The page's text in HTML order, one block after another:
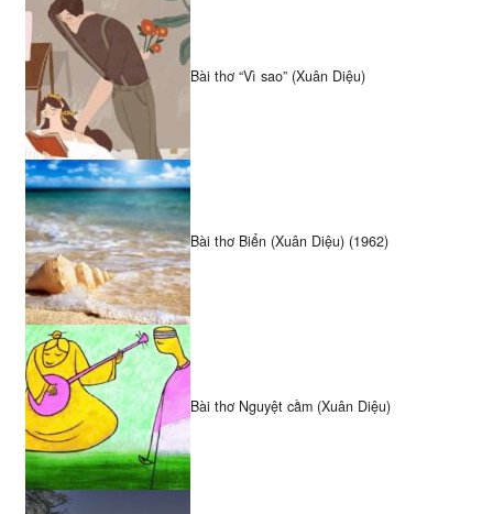
Bài thơ “Vì sao” (Xuân Diệu)
Bài thơ Biển (Xuân Diệu) (1962)
Bài thơ Nguyệt cầm (Xuân Diệu)